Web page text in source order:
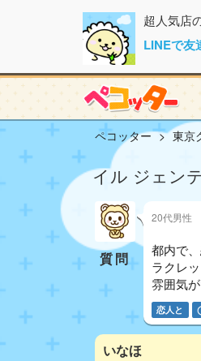
超人気店
LINEで友
ペコッター 東京
イル ジェン
質問
20代男性
都内で
ラクレ
雰囲気
恋人と
いなほ